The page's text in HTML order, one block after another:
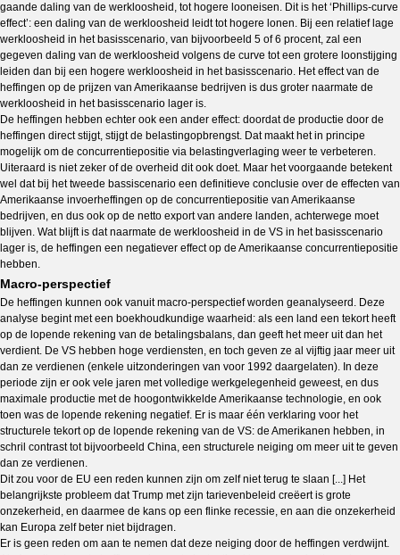
gaande daling van de werkloosheid, tot hogere looneisen. Dit is het ‘Phillips-curve
effect’: een daling van de werkloosheid leidt tot hogere lonen. Bij een relatief lage
werkloosheid in het basisscenario, van bijvoorbeeld 5 of 6 procent, zal een
gegeven daling van de werkloosheid volgens de curve tot een grotere loonstijging
leiden dan bij een hogere werkloosheid in het basisscenario. Het effect van de
heffingen op de prijzen van Amerikaanse bedrijven is dus groter naarmate de
werkloosheid in het basisscenario lager is.
De heffingen hebben echter ook een ander effect: doordat de productie door de
heffingen direct stijgt, stijgt de belastingopbrengst. Dat maakt het in principe
mogelijk om de concurrentiepositie via belastingverlaging weer te verbeteren.
Uiteraard is niet zeker of de overheid dit ook doet. Maar het voorgaande betekent
wel dat bij het tweede bassiscenario een definitieve conclusie over de effecten van
Amerikaanse invoerheffingen op de concurrentiepositie van Amerikaanse
bedrijven, en dus ook op de netto export van andere landen, achterwege moet
blijven. Wat blijft is dat naarmate de werkloosheid in de VS in het basisscenario
lager is, de heffingen een negatiever effect op de Amerikaanse concurrentiepositie
hebben.
Macro-perspectief
De heffingen kunnen ook vanuit macro-perspectief worden geanalyseerd. Deze
analyse begint met een boekhoudkundige waarheid: als een land een tekort heeft
op de lopende rekening van de betalingsbalans, dan geeft het meer uit dan het
verdient. De VS hebben hoge verdiensten, en toch geven ze al vijftig jaar meer uit
dan ze verdienen (enkele uitzonderingen van voor 1992 daargelaten). In deze
periode zijn er ook vele jaren met volledige werkgelegenheid geweest, en dus
maximale productie met de hoogontwikkelde Amerikaanse technologie, en ook
toen was de lopende rekening negatief. Er is maar één verklaring voor het
structurele tekort op de lopende rekening van de VS: de Amerikanen hebben, in
schril contrast tot bijvoorbeeld China, een structurele neiging om meer uit te geven
dan ze verdienen.
Dit zou voor de EU een reden kunnen zijn om zelf niet terug te slaan [...] Het
belangrijkste probleem dat Trump met zijn tarievenbeleid creëert is grote
onzekerheid, en daarmee de kans op een flinke recessie, en aan die onzekerheid
kan Europa zelf beter niet bijdragen.
Er is geen reden om aan te nemen dat deze neiging door de heffingen verdwijnt.